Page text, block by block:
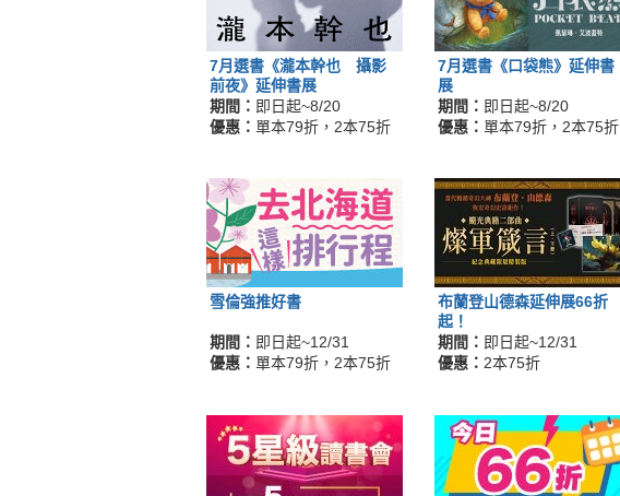
7月選書《瀧本幹也 攝影
前夜》延伸書展
期間： 即日起~8/20
優惠： 單本79折，2本75折
7月選書《口袋熊》延伸書
展
期間： 即日起~8/20
優惠： 單本79折，2本75折
雪倫強推好書
期間： 即日起~12/31
優惠： 單本79折，2本75折
布蘭登山德森延伸展66折
起！
期間： 即日起~12/31
優惠： 2本75折